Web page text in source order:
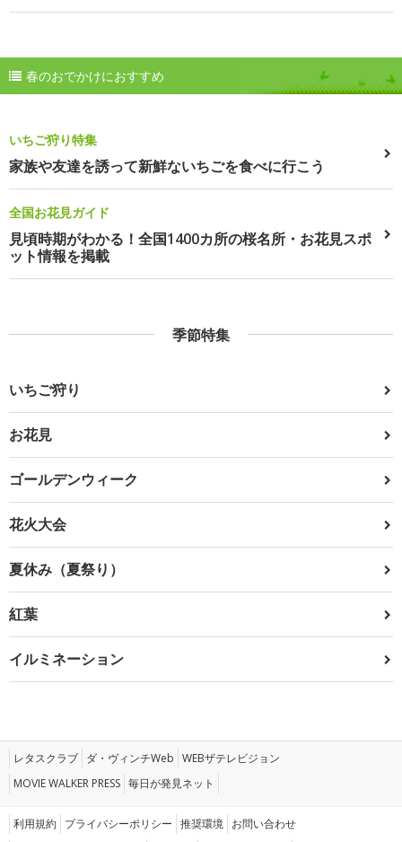
春のおでかけにおすすめ
いちご狩り特集
家族や友達を誘って新鮮ないちごを食べに行こう
全国お花見ガイド
見頃時期がわかる！全国1400カ所の桜名所・お花見スポ
ット情報を掲載
季節特集
いちご狩り
お花見
ゴールデンウィーク
花火大会
夏休み（夏祭り）
紅葉
イルミネーション
レタスクラブ ダ・ヴィンチWeb WEBザテレビジョン
MOVIE WALKER PRESS 毎日が発見ネット
利用規約 プライバシーポリシー 推奨環境 お問い合わせ